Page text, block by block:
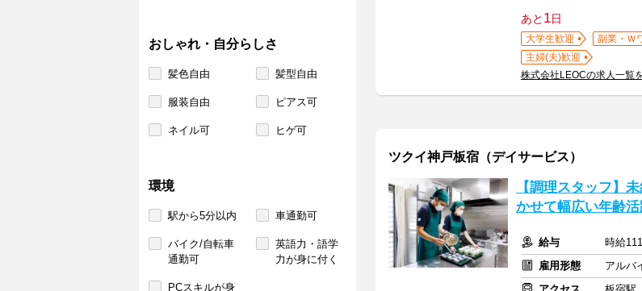
おしゃれ・自分らしさ
髪色自由 髪型自由
服装自由 ピアス可
ネイル可 ヒゲ可
環境
駅から5分以内 車通勤可
バイク/自転車
通勤可
英語力・語学
力が身に付く
PCスキルが身
あと 1日
大学生歓迎 副業・Ｗ
主婦(夫)歓迎
株式会社LEOCの求人一覧
ツクイ神戸板宿（デイサービス）
【調理スタッフ】
かせて幅広い年齢
給与
時給
雇用形態
アルバ